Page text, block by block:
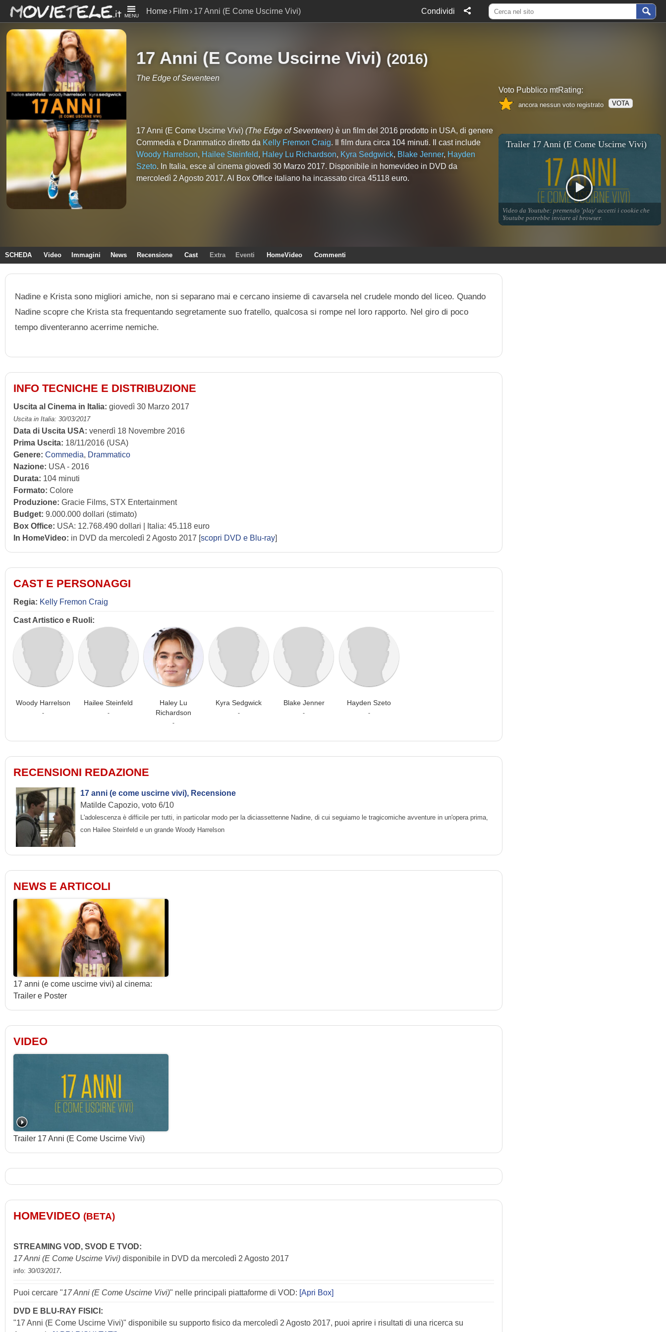
MENU
Home Film 17 Anni (E Come Uscirne Vivi) Condividi
17 Anni (E Come Uscirne Vivi) (2016)
The Edge of Seventeen
17 Anni (E Come Uscirne Vivi) (The Edge of Seventeen)è un film del 2016 prodotto in USA, di genere
Commedia e Drammatico diretto da Kelly Fremon Craig. Il film dura circa 104minuti. Il cast include
Woody Harrelson, Hailee Steinfeld, Haley Lu Richardson, Kyra Sedgwick, Blake Jenner, Hayden
Szeto. In Italia, esce al cinema giovedì 30 Marzo 2017. Disponibile in homevideo in DVD da
mercoledì 2 Agosto 2017. Al Box Office italiano ha incassato circa 45118 euro.
Voto Pubblico mtRating:
ancora nessun voto registrato VOTA
SCHEDA Video Immagini News Recensione Cast Extra Eventi HomeVideo Commenti
Nadine e Krista sono migliori amiche, non si separano mai e cercano insieme di cavarsela nel crudele mondo del liceo. Quando
Nadine scopre che Krista sta frequentando segretamente suo fratello, qualcosa si rompe nel loro rapporto. Nel giro di poco
tempo diventeranno acerrime nemiche.
INFO TECNICHE E DISTRIBUZIONE
Uscita al Cinema in Italia: giovedì 30 Marzo 2017
Uscita in Italia: 30/03/2017
Data di Uscita USA: venerdì 18 Novembre 2016
Prima Uscita: 18/11/2016 (USA)
Genere: Commedia, Drammatico
Nazione: USA - 2016
Durata: 104 minuti
Formato: Colore
Produzione: Gracie Films, STX Entertainment
Budget: 9.000.000 dollari (stimato)
Box Office: USA: 12.768.490 dollari | Italia: 45.118 euro
In HomeVideo: in DVD da mercoledì 2 Agosto 2017 [scopri DVD e Blu-ray]
CAST E PERSONAGGI
Regia: Kelly Fremon Craig
Cast Artistico e Ruoli:
Woody Harrelson
-
Hailee Steinfeld
-
Haley Lu
Richardson
-
Kyra Sedgwick
-
Blake Jenner
-
Hayden Szeto
-
RECENSIONI REDAZIONE
17 anni (e come uscirne vivi), Recensione
Matilde Capozio, voto 6/10
L'adolescenza è difficile per tutti, in particolar modo per la diciassettenne Nadine, di cui seguiamo le tragicomiche avventure in un'opera prima,
con Hailee Steinfeld e un grande Woody Harrelson
NEWS E ARTICOLI
17 anni (e come uscirne vivi) al cinema:
Trailer e Poster
VIDEO
Trailer 17 Anni (E Come Uscirne Vivi)
HOMEVIDEO (BETA)
STREAMING VOD, SVOD E TVOD:
17 Anni (E Come Uscirne Vivi) disponibile in DVD da mercoledì 2 Agosto 2017
info: 30/03/2017.
Puoi cercare "17 Anni (E Come Uscirne Vivi)" nelle principali piattaforme di VOD: [Apri Box]
DVD E BLU-RAY FISICI:
"17 Anni (E Come Uscirne Vivi)" disponibile su supporto fisico da mercoledì 2 Agosto 2017, puoi aprire i risultati di una ricerca su